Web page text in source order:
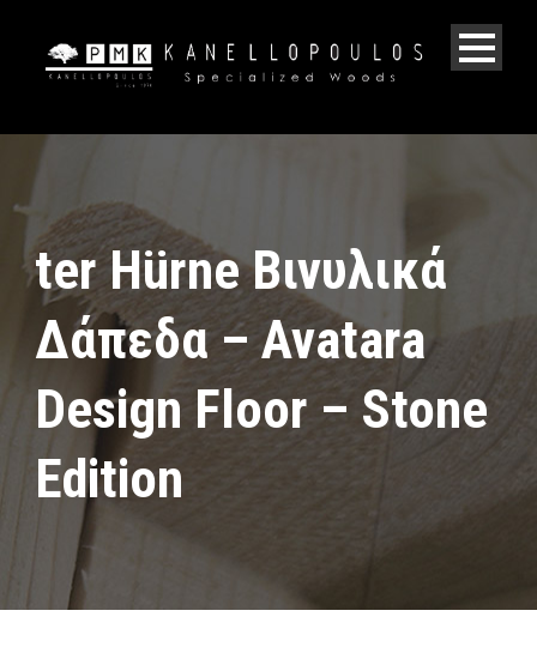
ter Hürne Βινυλικά
Δάπεδα – Avatara
Design Floor – Stone
Edition